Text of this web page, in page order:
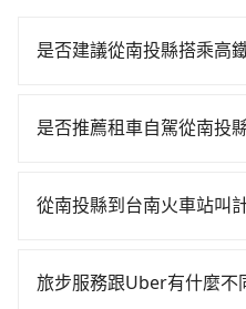
是否建議從南投縣搭乘高
時，且難叫計程車前往高
車花費約2,500元、車程約
站，每人票價650元，再用
是否推薦租車自駕從南投
時不需要閉目養神（因為
$115~205承租小轎車，每
從南投縣到台南火車站叫
灣大車隊和Yoxi，如果在
旅步服務跟Uber有什麼不